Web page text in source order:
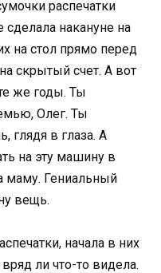
распечатки
накануне на
на стол прямо перед
скрытый счет. А вот
же годы. Ты
Олег. Ты
глядя в глаза. А
на эту машину в
маму. Гениальный
вещь.
начала в них
ли что-то видела.